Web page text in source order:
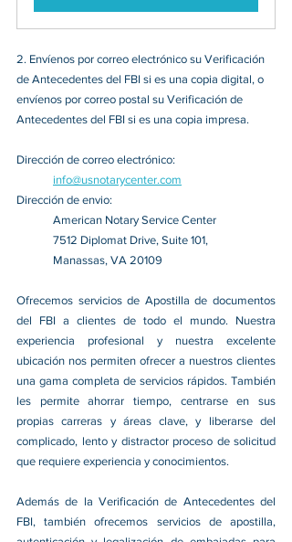
2. Envíenos por correo electrónico su Verificación
de Antecedentes del FBI si es una copia digital, o
envíenos por correo postal su Verificación de
Antecedentes del FBI si es una copia impresa.
Dirección de correo electrónico:
info@usnotarycenter.com
Dirección de envio:
American Notary Service Center
7512 Diplomat Drive, Suite 101,
Manassas, VA 20109
Ofrecemos servicios de Apostilla de documentos
del FBI a clientes de todo el mundo. Nuestra
experiencia profesional y nuestra excelente
ubicación nos permiten ofrecer a nuestros clientes
una gama completa de servicios rápidos. También
les permite ahorrar tiempo, centrarse en sus
propias carreras y áreas clave, y liberarse del
complicado, lento y distractor proceso de solicitud
que requiere experiencia y conocimientos.
Además de la Verificación de Antecedentes del
FBI, también ofrecemos servicios de apostilla,